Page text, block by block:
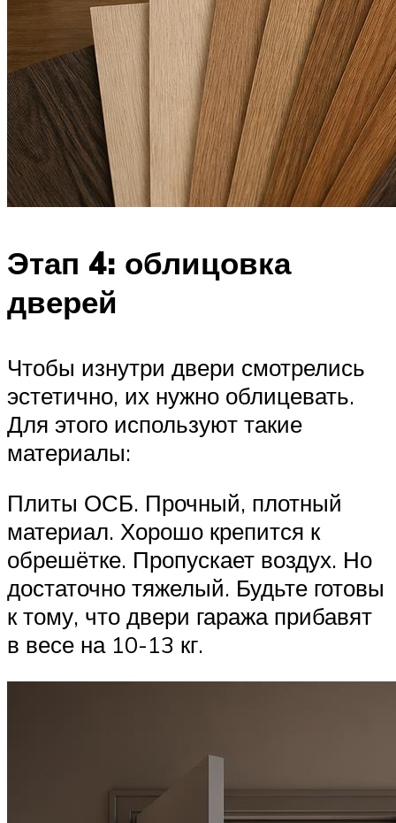
Этап 4: облицовка
дверей
Чтобы изнутри двери смотрелись
эстетично, их нужно облицевать.
Для этого используют такие
материалы:
Плиты ОСБ. Прочный, плотный
материал. Хорошо крепится к
обрешётке. Пропускает воздух. Но
достаточно тяжелый. Будьте готовы
к тому, что двери гаража прибавят
в весе на 10-13 кг.